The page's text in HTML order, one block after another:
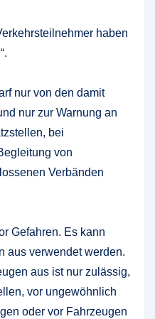
haben
nur von den damit
nur zur Warnung an
bei
von
Verbänden
Gefahren. Es kann
aus verwendet werden.
aus ist nur zulässig,
vor ungewöhnlich
oder vor Fahrzeugen